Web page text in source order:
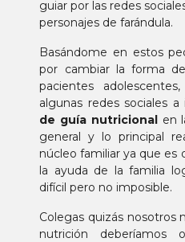
guiar por las redes
personajes de farándula.
Basándome en estos
por cambiar la forma
pacientes
algunas redes sociales
de guía nutricional en
general y lo principal
núcleo familiar ya que es
la ayuda de la familia
difícil pero no imposible.
Colegas quizás nosotros
nutrición deberíamos